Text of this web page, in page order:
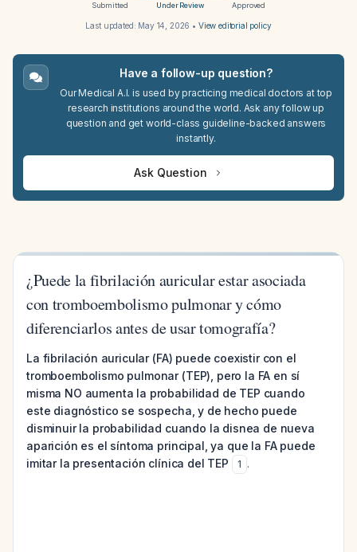
Submitted Under Review Approved
Last updated: May 14, 2026 • View editorial policy
Have a follow-up question?
Our Medical A.I. is used by practicing medical doctors at top
research institutions around the world. Ask any follow up
question and get world-class guideline-backed answers
instantly.
Ask Question
¿Puede la fibrilación auricular estar asociada
con tromboembolismo pulmonar y cómo
diferenciarlos antes de usar tomografía?
La fibrilación auricular (FA) puede coexistir con el
tromboembolismo pulmonar (TEP), pero la FA en sí
misma NO aumenta la probabilidad de TEP cuando
este diagnóstico se sospecha, y de hecho puede
disminuir la probabilidad cuando la disnea de nueva
aparición es el síntoma principal, ya que la FA puede
imitar la presentación clínica del TEP
1 .